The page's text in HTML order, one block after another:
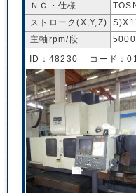
ＮＣ・仕様
ストローク(X,Y,Z)
主軸rpm/段
ID：48230 コード：